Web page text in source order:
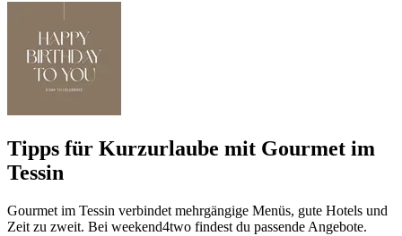
Tipps für Kurzurlaube mit Gourmet im
Tessin
Gourmet im Tessin verbindet mehrgängige Menüs, gute Hotels und
Zeit zu zweit. Bei weekend4two findest du passende Angebote.